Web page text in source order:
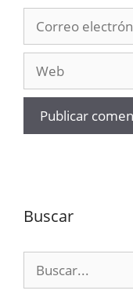
electrónico
Buscar